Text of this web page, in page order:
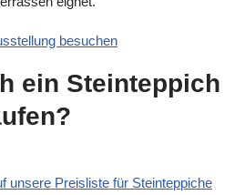
besuchen
ein Steinteppich
unsere Preisliste für Steinteppiche